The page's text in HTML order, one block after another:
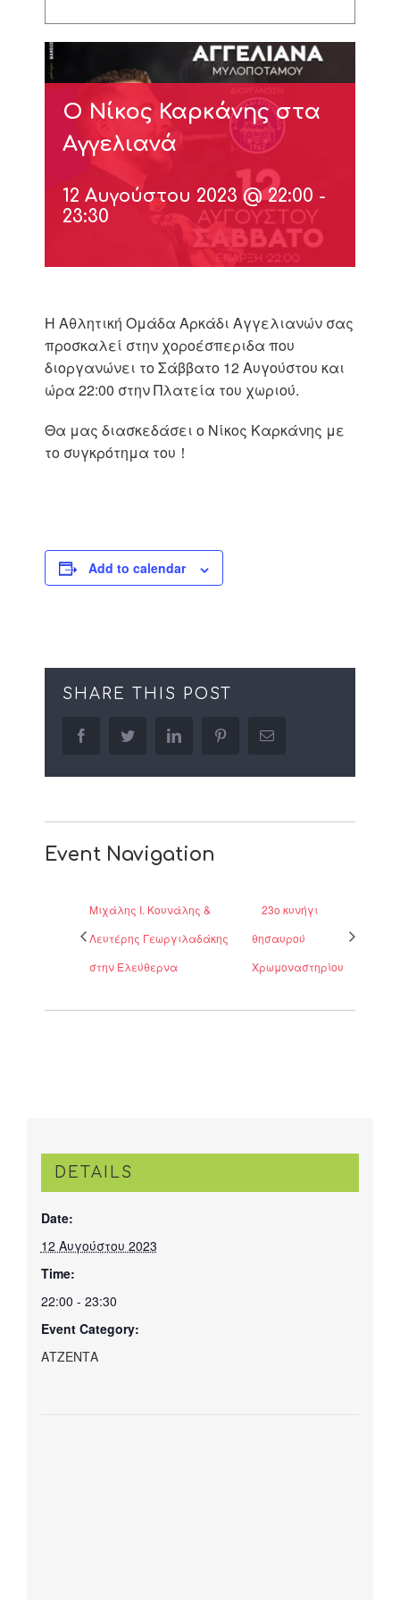
Ο Νίκος Καρκάνης στα
Αγγελιανά
12 Αυγούστου 2023 @ 22:00 -
23:30
Η Αθλητική Ομάδα Αρκάδι Αγγελιανών σας
προσκαλεί στην χοροέσπεριδα που
διοργανώνει το Σάββατο 12 Αυγούστου και
ώρα 22:00 στην Πλατεία του χωριού.
Θα μας διασκεδάσει ο Νίκος Καρκάνης με
το συγκρότημα του！
Add to calendar
SHARE THIS POST
facebooktwitter linkedin pinterestEmail
Event Navigation
Μιχάλης Ι. Κουνάλης &
Λευτέρης Γεωργιλαδάκης
στην Ελεύθερνα
23ο κυνήγι
θησαυρού
Χρωμοναστηρίου
DETAILS
Date:
12 Αυγούστου 2023
Time:
22:00 - 23:30
Event Category:
ΑΤΖΕΝΤΑ